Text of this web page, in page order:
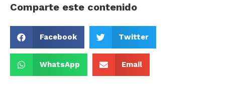
Comparte este contenido
Facebook Twitter
WhatsApp Email